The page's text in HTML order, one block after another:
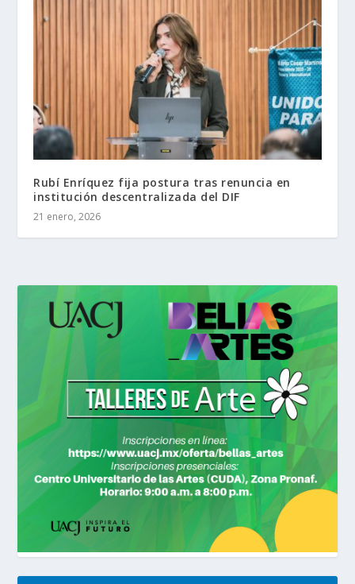
Rubí Enríquez fija postura tras renuncia en
institución descentralizada del DIF
21 enero, 2026